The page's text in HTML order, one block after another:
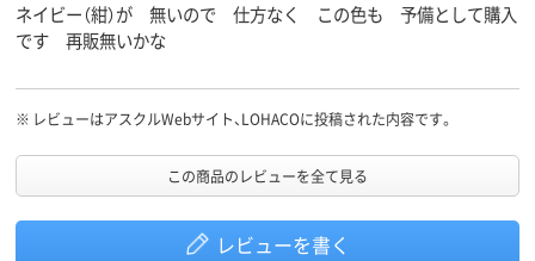
ネイビー（紺）が 無いので 仕方なく この色も 予備として購入
です 再販無いかな
※ レビューはアスクルWebサイト、LOHACOに投稿された内容です。
この商品のレビューを全て見る
レビューを書く